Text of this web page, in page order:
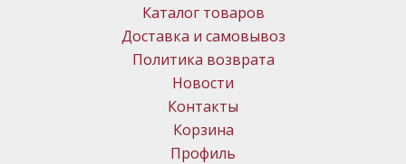
Каталог товаров
Доставка и самовывоз
Политика возврата
Новости
Контакты
Корзина
Профиль